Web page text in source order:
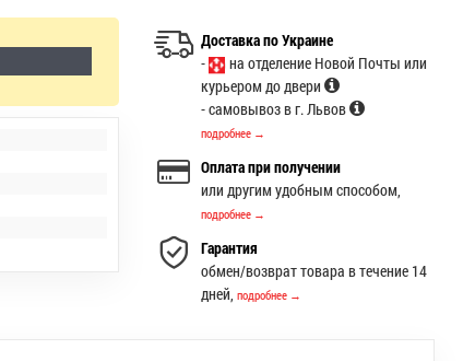
Доставка по Украине
-
на отделение Новой Почты или
курьером до двери
- самовывоз в г. Львов
подробнее →
Оплата при получении
или другим удобным способом,
подробнее →
Гарантия
обмен/возврат товара в течение 14
дней,подробнее →